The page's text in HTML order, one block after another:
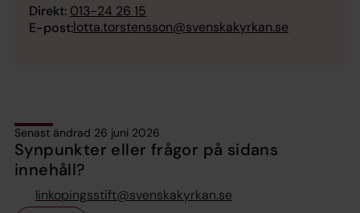
Direkt: 013-24 26 15
E-post:lotta.torstensson@svenskakyrkan.se
Senast ändrad 26 juni 2026
Synpunkter eller frågor på sidans
innehåll?
linkopingsstift@svenskakyrkan.se